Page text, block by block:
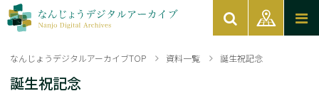
なんじょうデジタルアーカイブTOP 資料一覧 誕生祝記念
誕生祝記念